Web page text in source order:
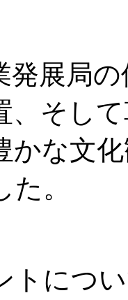
発展局
、そし
かな文
。
トにつ